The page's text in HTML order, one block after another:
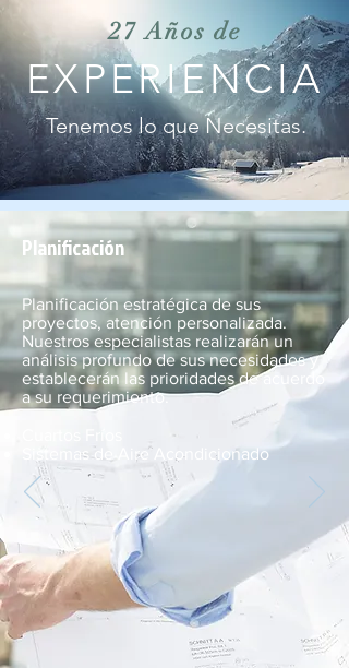
27 Años de
EXPERIENCIA
Tenemos lo que Necesitas.
Planificación
Planificación estratégica de sus
proyectos, atención personalizada.
Nuestros especialistas realizarán un
análisis profundo de sus necesidades y
establecerán las prioridades de acuerdo
a su requerimiento.
Sistemas de Aire Acondicionado